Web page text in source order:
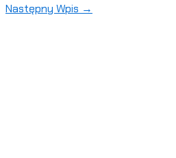
Następny Wpis →